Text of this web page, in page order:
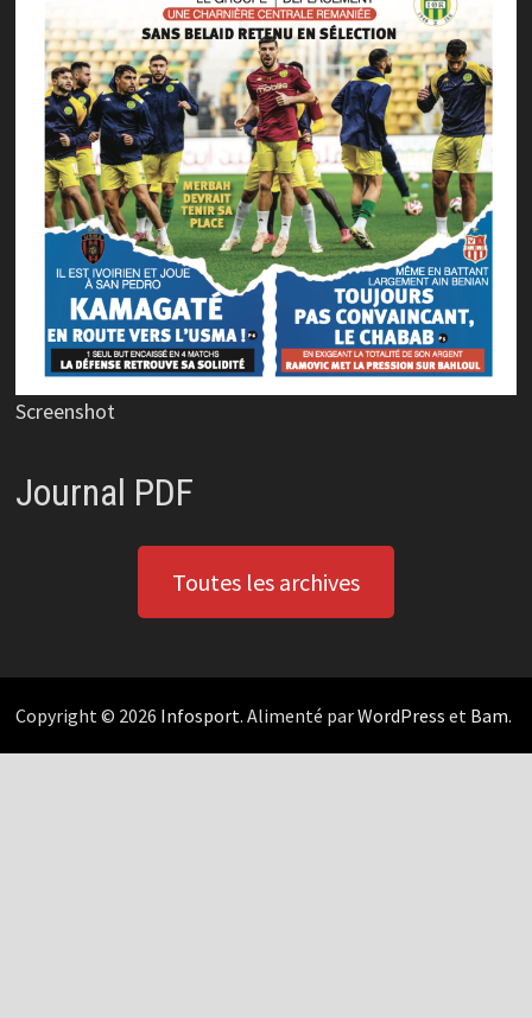
Screenshot
Journal PDF
Toutes les archives
Copyright © 2026 Infosport. Alimenté parWordPress et Bam.